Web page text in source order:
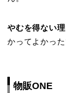
やむを得ない
かってよかった
物販ONE